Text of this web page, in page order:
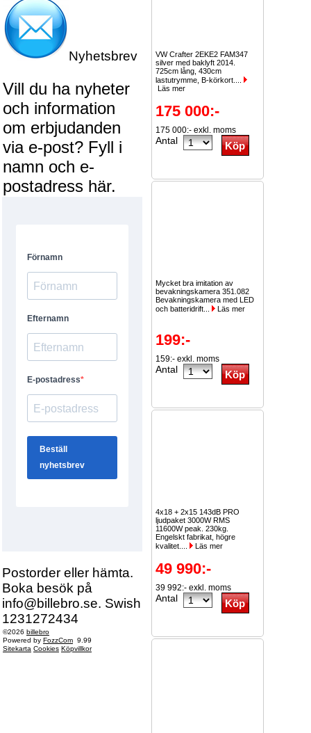
Nyhetsbrev
Vill du ha nyheter
och information
om erbjudanden
via e-post? Fyll i
namn och e-
postadress här.
Postorder eller hämta.
Boka besök på
info@billebro.se. Swish
1231272434
©2026 billebro
Powered by FozzCom 9.99
Sitekarta Cookies Köpvillkor
VW Crafter 2EKE2 FAM347
silver med baklyft 2014.
725cm lång, 430cm
lastutrymme, B-körkort....
Läs mer
175 000:-
175 000:- exkl. moms
Antal
Mycket bra imitation av
bevakningskamera 351.082
Bevakningskamera med LED
och batteridrift...
Läs mer
199:-
159:- exkl. moms
Antal
4x18 + 2x15 143dB PRO
ljudpaket 3000W RMS
11600W peak. 230kg.
Engelskt fabrikat, högre
kvalitet....
Läs mer
49 990:-
39 992:- exkl. moms
Antal